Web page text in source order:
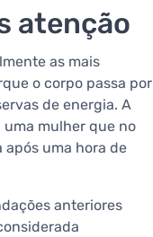
atenção
as mais
o corpo passa por
de energia. A
mulher que no
uma hora de
anteriores